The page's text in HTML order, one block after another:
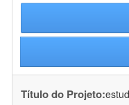
Título do Projeto: